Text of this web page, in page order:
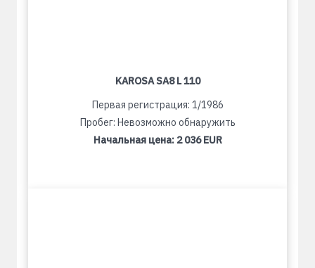
KAROSA SA8 L 110
Первая регистрация: 1/1986
Пробег: Невозможно обнаружить
Начальная цена: 2 036 EUR